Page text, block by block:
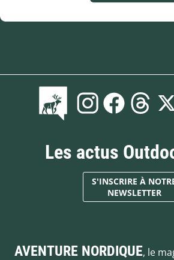
Les actus
S'INSCRIRE À
NEWSLETTER
AVENTURE NORDIQUE, le